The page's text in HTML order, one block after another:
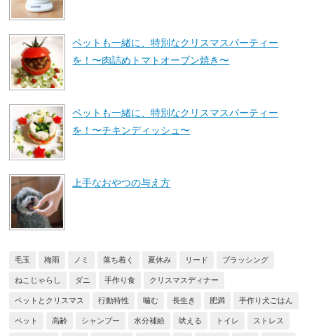
ペットも一緒に、特別なクリスマスパーティー
を！〜肉詰めトマトオーブン焼き〜
ペットも一緒に、特別なクリスマスパーティー
を！〜チキンディッシュ〜
上手なおやつの与え方
毛玉 梅雨 ノミ 落ち着く 夏休み リード ブラッシング
ねこじゃらし ダニ 手作り食 クリスマスディナー
ペットとクリスマス 行動特性 噛む 長生き 肥満 手作り犬ごはん
ペット 高齢 シャンプー 水分補給 吠える トイレ ストレス